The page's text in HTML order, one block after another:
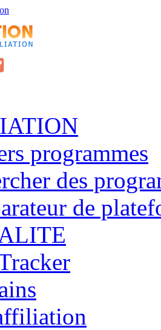
programmes
des
de